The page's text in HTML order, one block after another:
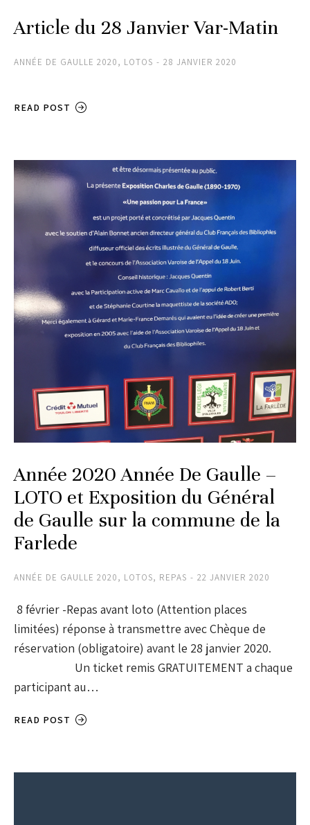
Article du 28 Janvier Var-Matin
ANNÉE DE GAULLE 2020, LOTOS 28 JANVIER 2020
READ POST
Année 2020 Année De Gaulle –
LOTO et Exposition du Général
de Gaulle sur la commune de la
Farlede
ANNÉE DE GAULLE 2020, LOTOS, REPAS 22 JANVIER 2020
8 février -Repas avant loto (Attention places
limitées) réponse à transmettre avec Chèque de
réservation (obligatoire) avant le 28 janvier 2020.
Un ticket remis GRATUITEMENT a chaque
participant au…
READ POST